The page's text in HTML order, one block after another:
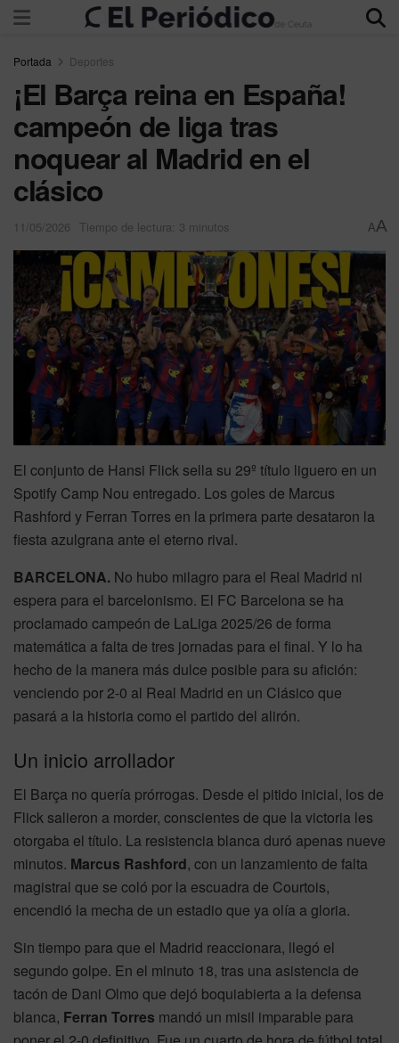
Portada Deportes
¡El Barça reina en España!
campeón de liga tras
noquear al Madrid en el
clásico
11/05/2026 Tiempo de lectura: 3 minutos AA
El conjunto de Hansi Flick sella su 29º título liguero en un
Spotify Camp Nou entregado. Los goles de Marcus
Rashford y Ferran Torres en la primera parte desataron la
fiesta azulgrana ante el eterno rival.
BARCELONA. No hubo milagro para el Real Madrid ni
espera para el barcelonismo. El FC Barcelona se ha
proclamado campeón de LaLiga 2025/26 de forma
matemática a falta de tres jornadas para el final. Y lo ha
hecho de la manera más dulce posible para su afición:
venciendo por 2-0 al Real Madrid en un Clásico que
pasará a la historia como el partido del alirón.
Un inicio arrollador
El Barça no quería prórrogas. Desde el pitido inicial, los de
Flick salieron a morder, conscientes de que la victoria les
otorgaba el título. La resistencia blanca duró apenas nueve
minutos. Marcus Rashford, con un lanzamiento de falta
magistral que se coló por la escuadra de Courtois,
encendió la mecha de un estadio que ya olía a gloria.
Sin tiempo para que el Madrid reaccionara, llegó el
segundo golpe. En el minuto 18, tras una asistencia de
tacón de Dani Olmo que dejó boquiabierta a la defensa
blanca, Ferran Torres mandó un misil imparable para